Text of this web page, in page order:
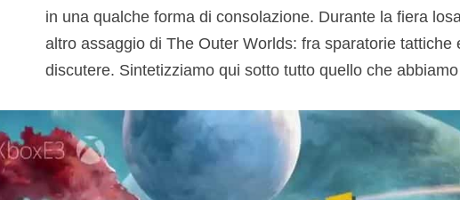
in una qualche forma di consolazione. Durante la fiera
altro assaggio di The Outer Worlds: fra sparatorie tattiche
discutere. Sintetizziamo qui sotto tutto quello che